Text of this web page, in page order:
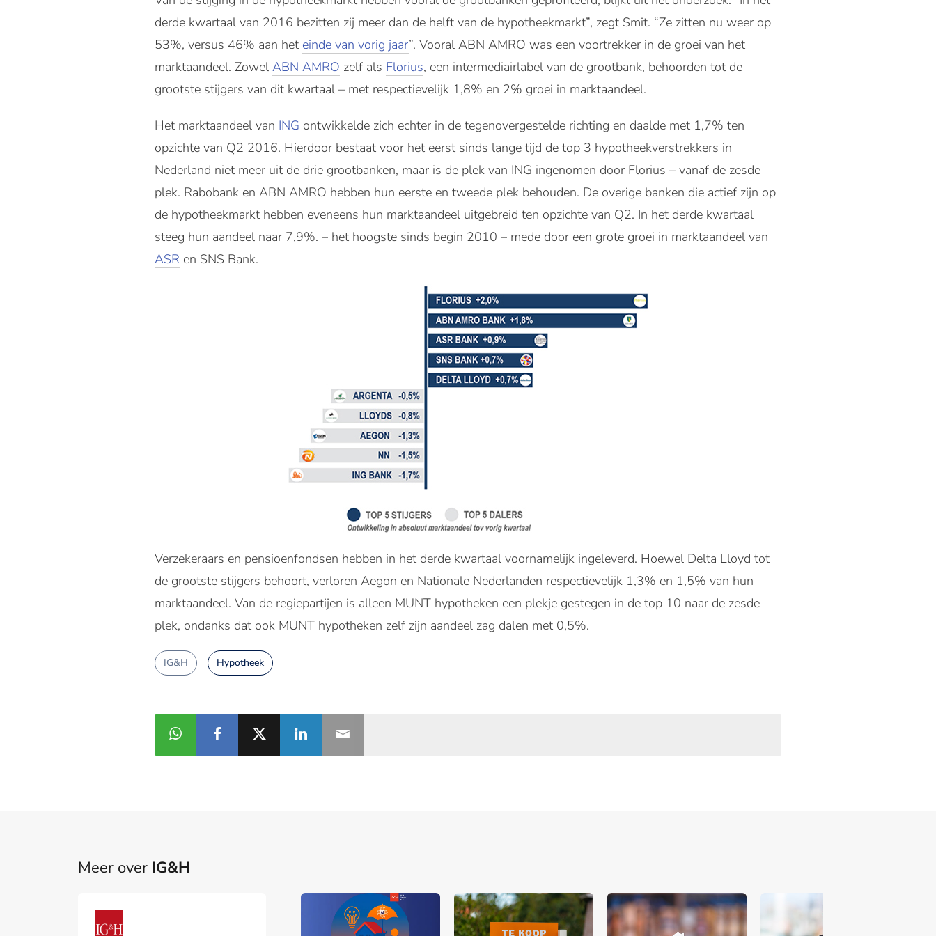
derde kwartaal van 2016 bezitten zij meer dan de helft van de hypotheekmarkt”, zegt Smit. “Ze zitten nu weer op
53%, versus 46% aan het einde van vorig jaar”. Vooral ABN AMRO was een voortrekker in de groei van het
marktaandeel. Zowel ABN AMRO zelf als Florius, een intermediairlabel van de grootbank, behoorden tot de
grootste stijgers van dit kwartaal – met respectievelijk 1,8% en 2% groei in marktaandeel.
Het marktaandeel van ING ontwikkelde zich echter in de tegenovergestelde richting en daalde met 1,7% ten
opzichte van Q2 2016. Hierdoor bestaat voor het eerst sinds lange tijd de top 3 hypotheekverstrekkers in
Nederland niet meer uit de drie grootbanken, maar is de plek van ING ingenomen door Florius – vanaf de zesde
plek. Rabobank en ABN AMRO hebben hun eerste en tweede plek behouden. De overige banken die actief zijn op
de hypotheekmarkt hebben eveneens hun marktaandeel uitgebreid ten opzichte van Q2. In het derde kwartaal
steeg hun aandeel naar 7,9%. – het hoogste sinds begin 2010 – mede door een grote groei in marktaandeel van
ASR en SNS Bank.
Verzekeraars en pensioenfondsen hebben in het derde kwartaal voornamelijk ingeleverd. Hoewel Delta Lloyd tot
de grootste stijgers behoort, verloren Aegon en Nationale Nederlanden respectievelijk 1,3% en 1,5% van hun
marktaandeel. Van de regiepartijen is alleen MUNT hypotheken een plekje gestegen in de top 10 naar de zesde
plek, ondanks dat ook MUNT hypotheken zelf zijn aandeel zag dalen met 0,5%.
IG&H Hypotheek
Meer over IG&H
Partnerships bij Banken.nl